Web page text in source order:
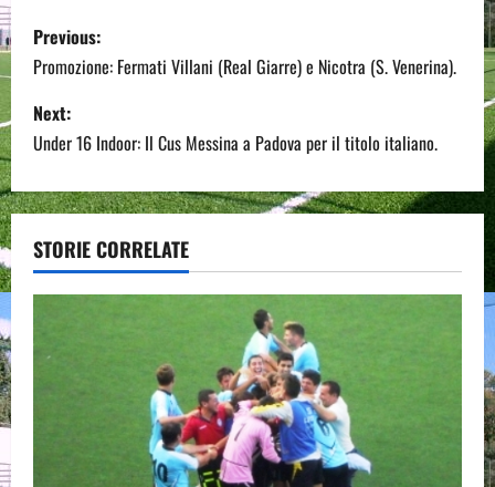
P
o
s
t
n
a
v
i
Previous:
Promozione: Fermati Villani (Real Giarre) e Nicotra (S. Venerina).
Next:
Under 16 Indoor: Il Cus Messina a Padova per il titolo italiano.
STORIE CORRELATE